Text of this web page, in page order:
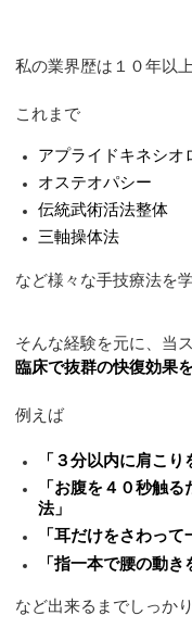
私の業界歴は１０年以上
これまで
アプライドキネシオ
オステオパシー
伝統武術活法整体
三軸操体法
など様々な手技療法を
そんな経験を元に、当
臨床で抜群の快復効果
例えば
「３分以内に肩こり
「お腹を４０秒触
法」
「耳だけをさわっ
「指一本で腰の動き
など出来るまでしっか